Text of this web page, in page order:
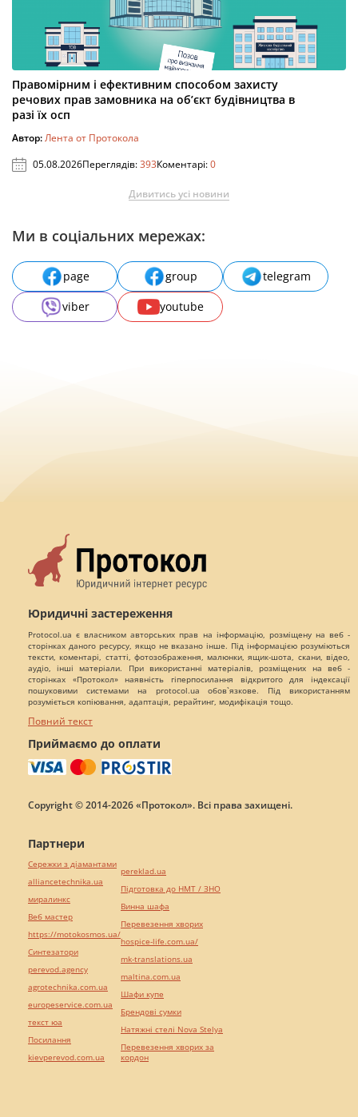
Правомірним і ефективним способом захисту
речових прав замовника на об’єкт будівництва в
разі їх осп
Автор:Лента от Протокола
05.08.2026Переглядів:393Коментарі:0
Дивитись усі новини
Ми в соціальних мережах:
page group
telegram
viber
youtube
Юридичні застереження
Protocol.ua є власником авторських прав на інформацію, розміщену на веб -
сторінках даного ресурсу, якщо не вказано інше. Під інформацією розуміються
тексти, коментарі, статті, фотозображення, малюнки, ящик-шота, скани, відео,
аудіо, інші матеріали. При використанні матеріалів, розміщених на веб -
сторінках «Протокол» наявність гіперпосилання відкритого для індексації
пошуковими системами на protocol.ua обов`язкове. Під використанням
розуміється копіювання, адаптація, рерайтинг, модифікація тощо.
Повний текст
Приймаємо до оплати
Copyright © 2014-2026 «Протокол». Всі права захищені.
Партнери
Сережки з діамантами
alliancetechnika.ua
миралинкс
Веб мастер
https://motokosmos.ua/
Синтезатори
perevod.agency
agrotechnika.com.ua
europeservice.com.ua
текст юа
Посилання
kievperevod.com.ua
pereklad.ua
Підготовка до НМТ / ЗНО
Винна шафа
Перевезення хворих
hospice-life.com.ua/
mk-translations.ua
maltina.com.ua
Шафи купе
Брендові сумки
Натяжні стелі Nova Stelya
Перевезення хворих за
кордон